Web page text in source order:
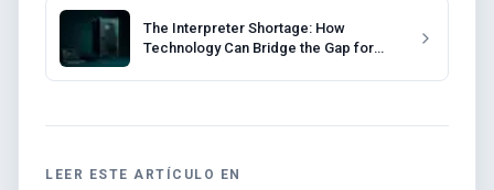
The Interpreter Shortage: How
Technology Can Bridge the Gap for
LEER ESTE ARTÍCULO EN